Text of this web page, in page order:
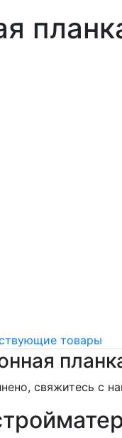
товары
свяжитесь с